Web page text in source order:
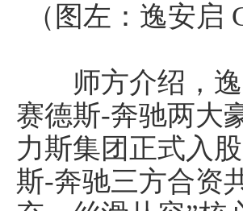
（图左：逸安启
师方介绍，逸
赛德斯-奔驰两大
力斯集团正式入
斯-奔驰三方合资